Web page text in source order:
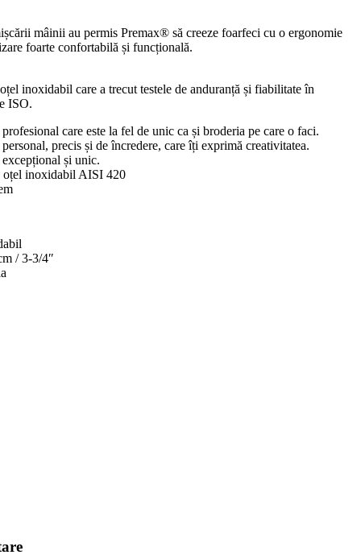
mâinii au permis Premax® să creeze foarfeci cu o ergonomie
foarte confortabilă și funcțională.
inoxidabil care a trecut testele de anduranță și fiabilitate în
ISO.
care este la fel de unic ca și broderia pe care o faci.
precis și de încredere, care îți exprimă creativitatea.
și unic.
oțel inoxidabil AISI 420
/ 3-3/4″